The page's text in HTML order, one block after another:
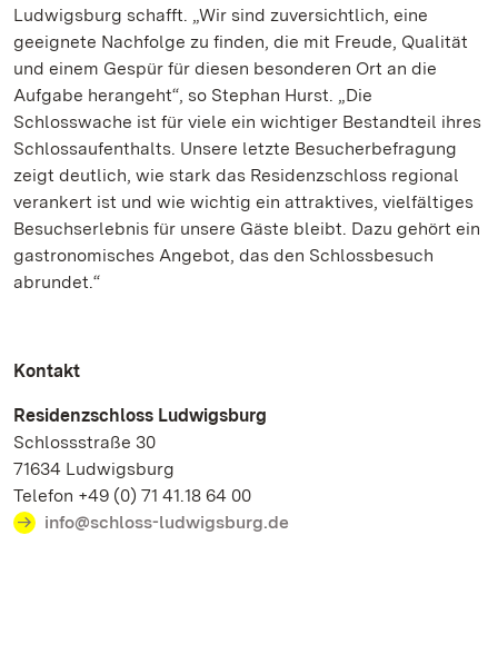
Ludwigsburg schafft. „Wir sind zuversichtlich, eine
geeignete Nachfolge zu finden, die mit Freude, Qualität
und einem Gespür für diesen besonderen Ort an die
Aufgabe herangeht“, so Stephan Hurst. „Die
Schlosswache ist für viele ein wichtiger Bestandteil ihres
Schlossaufenthalts. Unsere letzte Besucherbefragung
zeigt deutlich, wie stark das Residenzschloss regional
verankert ist und wie wichtig ein attraktives, vielfältiges
Besuchserlebnis für unsere Gäste bleibt. Dazu gehört ein
gastronomisches Angebot, das den Schlossbesuch
abrundet.“
Kontakt
Residenzschloss Ludwigsburg
Schlossstraße 30
71634 Ludwigsburg
Telefon +49 (0) 71 41.18 64 00
info@schloss-ludwigsburg.de